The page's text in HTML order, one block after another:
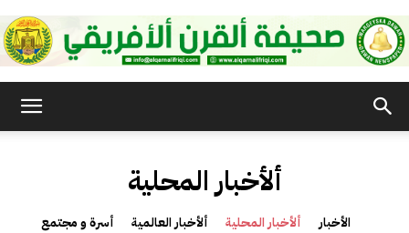
القرن
ألأخبار المحلية
أسرة و مجتمع ألأخبار العالمية ألأخبار المحلية الأخبار